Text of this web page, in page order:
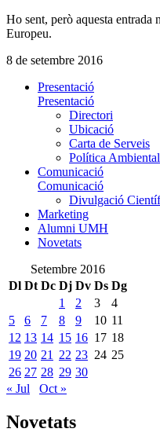
Ho sent, però aquesta entrada
Europeu.
8 de setembre 2016
Presentació
Presentació
Directori
Ubicació
Carta de Serveis
Política Ambiental
Comunicació
Comunicació
Divulgació
Marketing
Alumni UMH
Novetats
Setembre 2016
Dl Dt Dc Dj Dv Ds Dg
1
2 3
4
5
6 7 8 9 10 11
12 13 14 15 16 17 18
19 20 21 22 23 24 25
26 27 28 29 30
« Jul
Oct »
Novetats